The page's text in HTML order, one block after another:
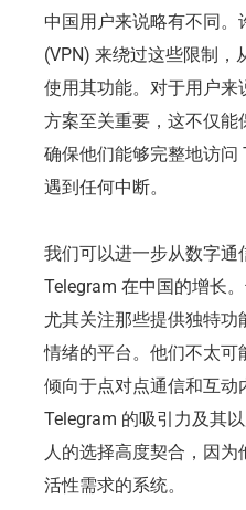
中国用户来说略有不同
(VPN) 来绕过这些限制，
使用其功能。对于用户来
方案至关重要，这不仅
确保他们能够完整地访问
遇到任何中断。
我们可以进一步从数字
Telegram 在中国的增长
尤其关注那些提供独特
情绪的平台。他们不太可
倾向于点对点通信和互动
Telegram 的吸引力及其
人的选择高度契合，因为
活性需求的系统。